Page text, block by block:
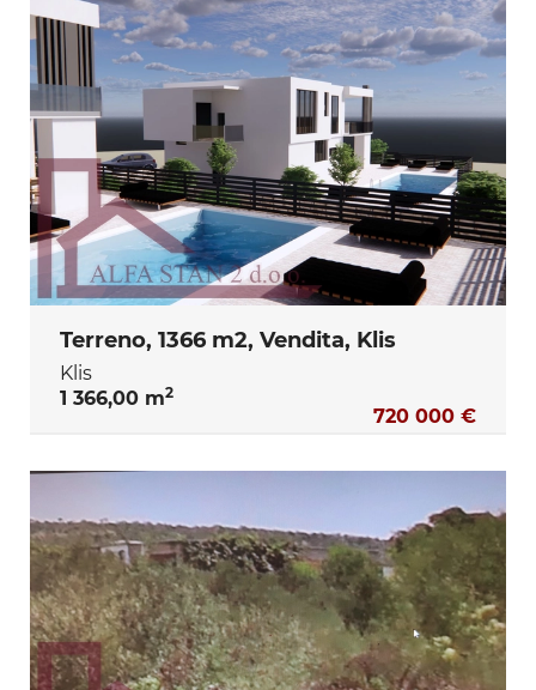
Terreno, 1366 m2, Vendita, Klis
Klis
1 366,00 m2
720 000 €